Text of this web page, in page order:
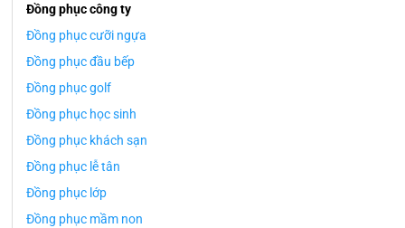
Đồng phục công ty
Đồng phục cưỡi ngựa
Đồng phục đầu bếp
Đồng phục golf
Đồng phục học sinh
Đồng phục khách sạn
Đồng phục lễ tân
Đồng phục lớp
Đồng phục mầm non